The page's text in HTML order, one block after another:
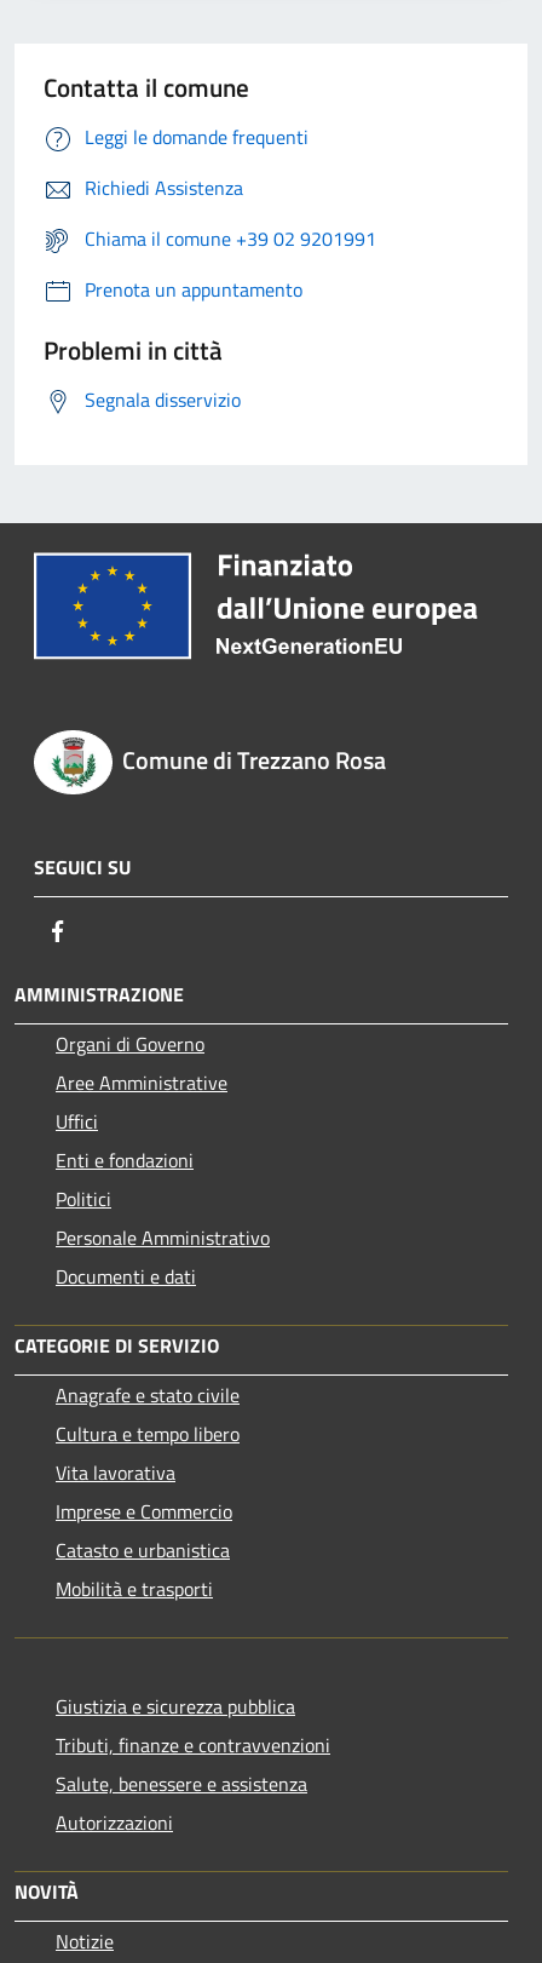
Contatta il comune
Leggi le domande frequenti
Richiedi Assistenza
Chiama il comune +39 02 9201991
Prenota un appuntamento
Problemi in città
Segnala disservizio
Comune di Trezzano Rosa
SEGUICI SU
AMMINISTRAZIONE
Organi di Governo
Aree Amministrative
Uffici
Enti e fondazioni
Politici
Personale Amministrativo
Documenti e dati
CATEGORIE DI SERVIZIO
Anagrafe e stato civile
Cultura e tempo libero
Vita lavorativa
Imprese e Commercio
Catasto e urbanistica
Mobilità e trasporti
Giustizia e sicurezza pubblica
Tributi, finanze e contravvenzioni
Salute, benessere e assistenza
Autorizzazioni
NOVITÀ
Notizie